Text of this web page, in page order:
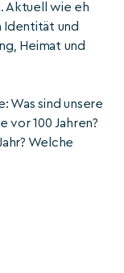
Aktuell wie eh
Identität und
Heimat und
Was sind unsere
vor 100 Jahren?
Welche